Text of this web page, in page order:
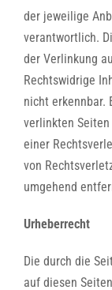
der jeweilige
verantwortlich.
der Verlinkung
Rechtswidrige
nicht erkennbar.
verlinkten
einer
von
umgehend
Urheberrecht
Die durch die
auf diesen